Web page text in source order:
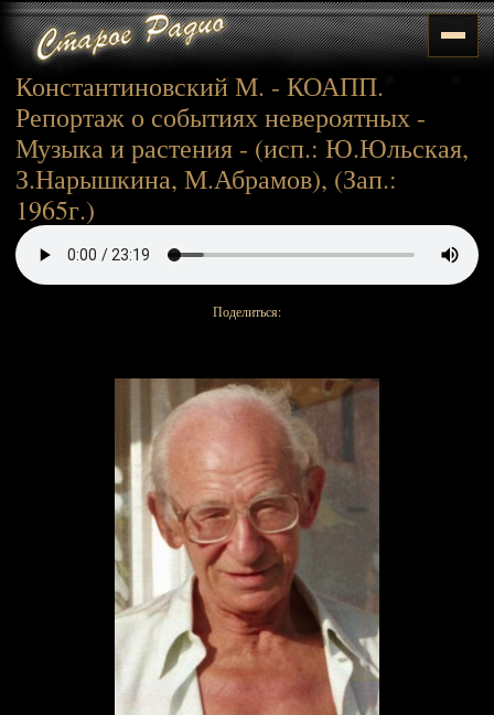
Константиновский М. - КОАПП.
Репортаж о событиях невероятных -
Музыка и растения - (исп.: Ю.Юльская,
З.Нарышкина, М.Абрамов), (Зап.:
1965г.)
Поделиться: